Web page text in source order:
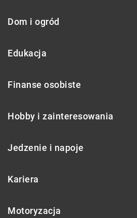
Dom i ogród
Edukacja
Finanse osobiste
Hobby i zainteresowania
Jedzenie i napoje
Kariera
Motoryzacja